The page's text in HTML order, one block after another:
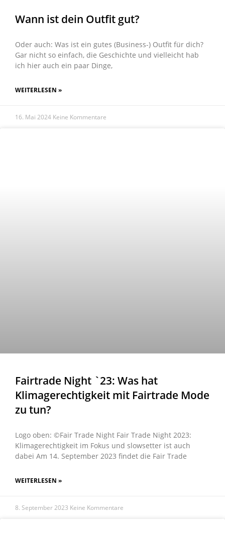
Wann ist dein Outfit gut?
Oder auch: Was ist ein gutes (Business-) Outfit für dich?
Gar nicht so einfach, die Geschichte und vielleicht hab
ich hier auch ein paar Dinge,
WEITERLESEN »
16. Mai 2024 Keine Kommentare
Fairtrade Night `23: Was hat
Klimagerechtigkeit mit Fairtrade Mode
zu tun?
Logo oben: ©Fair Trade Night Fair Trade Night 2023:
Klimagerechtigkeit im Fokus und slowsetter ist auch
dabei Am 14. September 2023 findet die Fair Trade
WEITERLESEN »
8. September 2023 Keine Kommentare